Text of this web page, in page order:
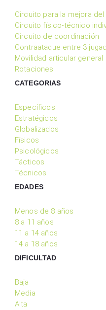
Circuito para la mejora
Circuito físico-técnico
Circuito de coordinación
Contraataque entre 3
Movilidad articular general
Rotaciones
CATEGORIAS
Específicos
Estratégicos
Globalizados
Físicos
Psicológicos
Tácticos
Técnicos
EDADES
Menos de 8 años
8 a 11 años
11 a 14 años
14 a 18 años
DIFICULTAD
Baja
Media
Alta